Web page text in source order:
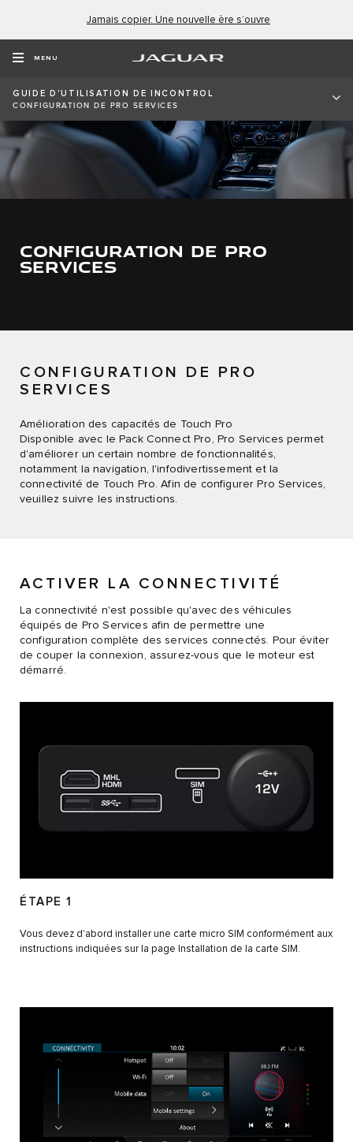
Jamais copier. Une nouvelle ère s’ouvre
MENU
GUIDE D'UTILISATION DE INCONTROL
CONFIGURATION DE PRO SERVICES
CONFIGURATION DE PRO
SERVICES
CONFIGURATION DE PRO
SERVICES
Amélioration des capacités de Touch Pro
Disponible avec le Pack Connect Pro, Pro Services permet
d'améliorer un certain nombre de fonctionnalités,
notamment la navigation, l'infodivertissement et la
connectivité de Touch Pro. Afin de configurer Pro Services,
veuillez suivre les instructions.
ACTIVER LA CONNECTIVITÉ
La connectivité n'est possible qu'avec des véhicules
équipés de Pro Services afin de permettre une
configuration complète des services connectés. Pour éviter
de couper la connexion, assurez-vous que le moteur est
démarré.
ÉTAPE 1
Vous devez d'abord installer une carte micro SIM conformément aux
instructions indiquées sur la page Installation de la carte SIM.